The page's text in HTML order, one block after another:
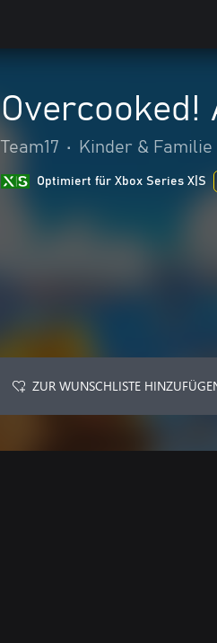
Overcooked!
Team17 • Kinder & Familie
Optimiert für Xbox Series X|S
ZUR WUNSCHLISTE